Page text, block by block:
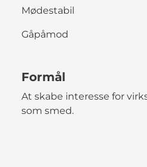
Mødestabil
Gåpåmod
Formål
At skabe interesse for
som smed.